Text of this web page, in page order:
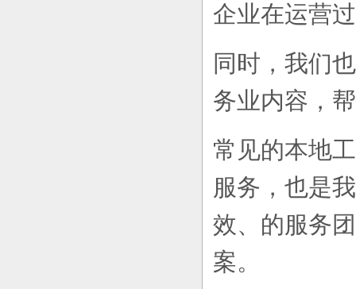
企业在运营
同时，我们
务业内容，
常见的本地
服务，也是
效、的服务
案。